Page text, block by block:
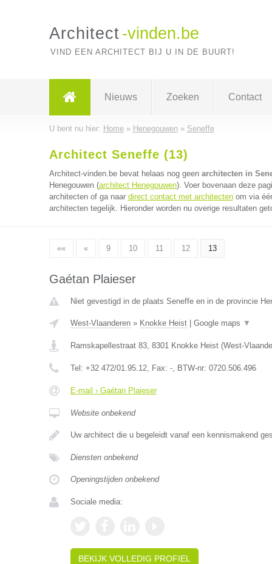
Architect -vinden.be
VIND EEN ARCHITECT BIJ U IN DE BUURT!
Nieuws Zoeken Contact
U bent nu hier: Home» Henegouwen» Seneffe
Architect Seneffe (13)
Architect-vinden.be bevat helaas nog geen architecten in
Henegouwen (architect Henegouwen). Voer bovenaan deze
architecten of ga naar direct contact met architectenom via
architecten tegelijk. Hieronder worden nu overige resultaten
«« « 9 10 11 12 13
Gaétan Plaieser
Niet gevestigd in de plaats Seneffe en in de provincie
West-Vlaanderen» Knokke Heist| Google maps ▼
Ramskapellestraat 83, 8301 Knokke Heist(West-
Tel: +32 472/01.95.12, Fax: -, BTW-nr: 0720.506.496
E-mail › Gaétan Plaieser
Website onbekend
Uw architect die u begeleidt vanaf een kennismakend
Diensten onbekend
Openingstijden onbekend
Sociale media:
BEKIJK VOLLEDIG PROFIEL